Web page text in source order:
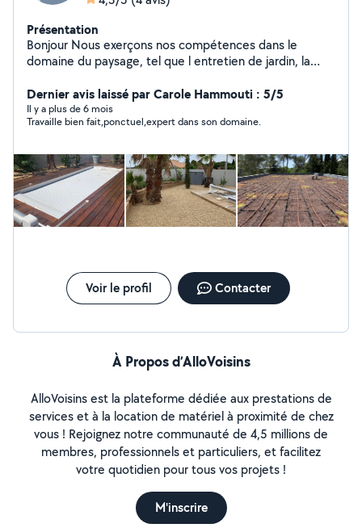
Présentation
Bonjour Nous exerçons nos compétences dans le
domaine du paysage, tel que l entretien de jardin, la
création d arrosage automatique, petite maçonnerie et
terrassement
Dernier avis laissé par Carole Hammouti : 5/5
Il y a plus de 6 mois
Travaille bien fait,ponctuel,expert dans son domaine.
Voir le profil Contacter
À Propos d’AlloVoisins
AlloVoisins est la plateforme dédiée aux prestations de
services et à la location de matériel à proximité de chez
vous ! Rejoignez notre communauté de 4,5 millions de
membres, professionnels et particuliers, et facilitez
votre quotidien pour tous vos projets !
M'inscrire